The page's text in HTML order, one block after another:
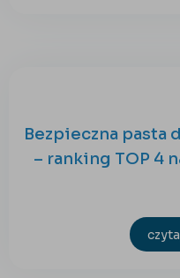
Bezpieczna pasta
– ranking TOP 4